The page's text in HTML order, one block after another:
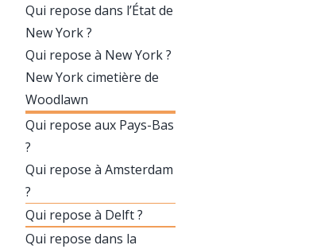
Qui repose dans l’État de
New York ?
Qui repose à New York ?
New York cimetière de
Woodlawn
Qui repose aux Pays-Bas
?
Qui repose à Amsterdam
?
Qui repose à Delft ?
Qui repose dans la